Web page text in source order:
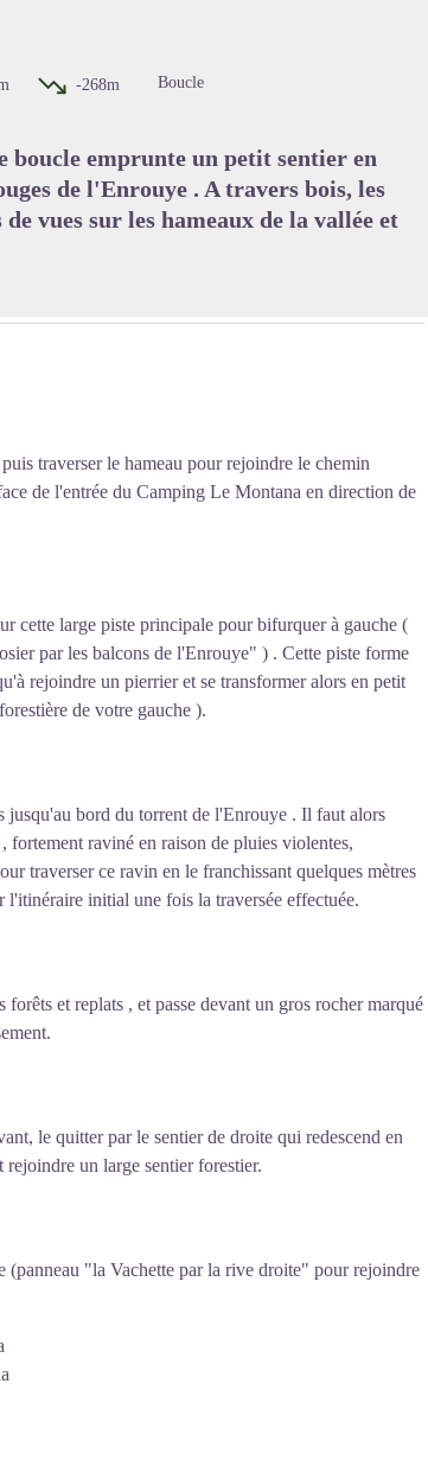
-268m Boucle
boucle emprunte un petit sentier en
de l'Enrouye . A travers bois, les
vues sur les hameaux de la vallée et
traverser le hameau pour rejoindre le chemin
de l'entrée du Camping Le Montana en direction de
cette large piste principale pour bifurquer à gauche (
par les balcons de l'Enrouye" ) . Cette piste forme
rejoindre un pierrier et se transformer alors en petit
de votre gauche ).
jusqu'au bord du torrent de l'Enrouye . Il faut alors
raviné en raison de pluies violentes,
traverser ce ravin en le franchissant quelques mètres
l'itinéraire initial une fois la traversée effectuée.
et replats , et passe devant un gros rocher marqué
le quitter par le sentier de droite qui redescend en
un large sentier forestier.
(panneau "la Vachette par la rive droite" pour rejoindre